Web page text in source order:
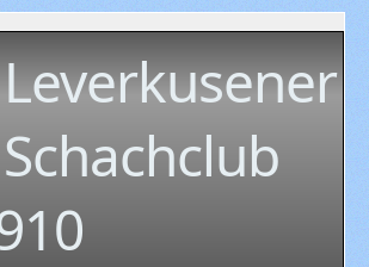
Leverkusener
Schachclub